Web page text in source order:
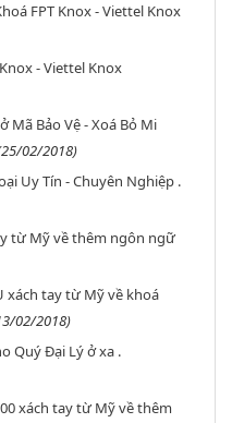
FPT Knox - Viettel Knox
- Viettel Knox
Mã Bảo Vệ - Xoá Bỏ Mi
02/2018)
Uy Tín - Chuyên Nghiệp .
từ Mỹ về thêm ngôn ngữ
xách tay từ Mỹ về khoá
02/2018)
Quý Đại Lý ở xa .
xách tay từ Mỹ về thêm